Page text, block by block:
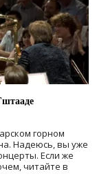
горном
Надеюсь, вы уже
Если же
читайте в